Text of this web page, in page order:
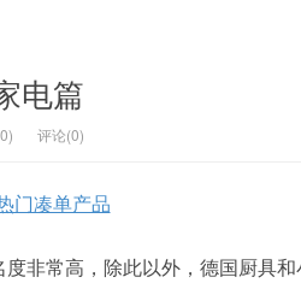
电篇
评论(0)
门凑单产品
非常高，除此以外，德国厨具